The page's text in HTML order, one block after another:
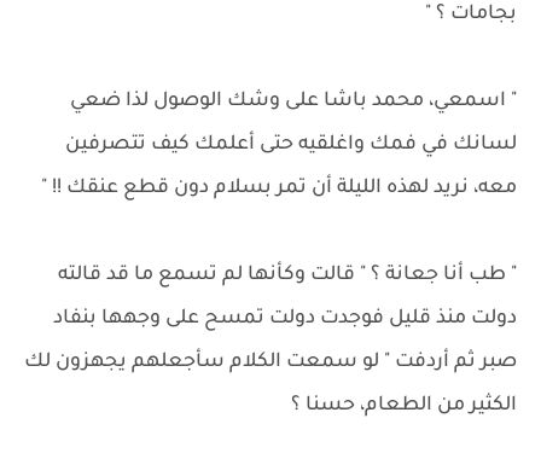
بجامات ؟ "
" اسمعي، محمد باشا على وشك الوصول لذا ضعي
لسانك في فمك واغلقيه حتى أعلمك كيف تتصرفين
معه، نريد لهذه الليلة أن تمر بسلام دون قطع عنقك !! "
" طب أنا جعانة ؟ " قالت وكأنها لم تسمع ما قد قالته
دولت منذ قليل فوجدت دولت تمسح على وجهها بنفاد
صبر ثم أردفت " لو سمعت الكلام سأجعلهم يجهزون لك
الكثير من الطعام، حسنا ؟